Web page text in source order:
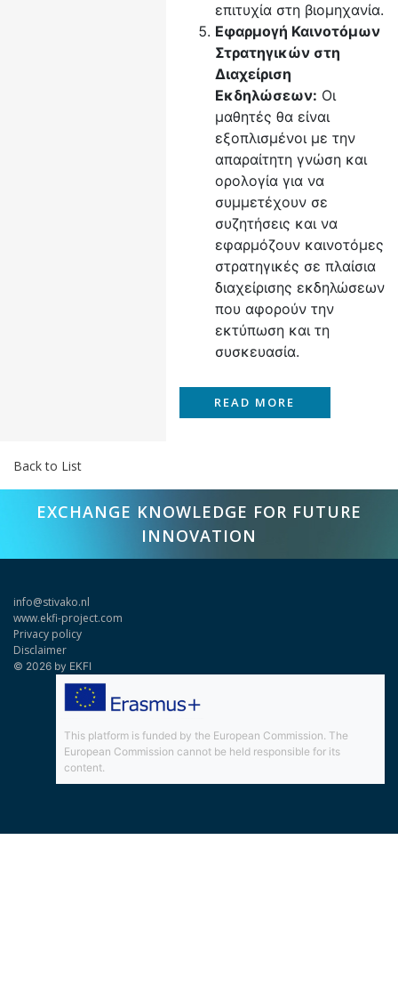
επιτυχία στη βιομηχανία.
Εφαρμογή Καινοτόμων
Στρατηγικών στη
Διαχείριση
Εκδηλώσεων: Οι
μαθητές θα είναι
εξοπλισμένοι με την
απαραίτητη γνώση και
ορολογία για να
συμμετέχουν σε
συζητήσεις και να
εφαρμόζουν καινοτόμες
στρατηγικές σε πλαίσια
διαχείρισης εκδηλώσεων
που αφορούν την
εκτύπωση και τη
συσκευασία.
READ MORE
Back to List
EXCHANGE KNOWLEDGE FOR FUTURE
INNOVATION
info@stivako.nl
www.ekfi-project.com
Privacy policy
Disclaimer
© 2026 by EKFI
This platform is funded by the European Commission. The
European Commission cannot be held responsible for its
content.